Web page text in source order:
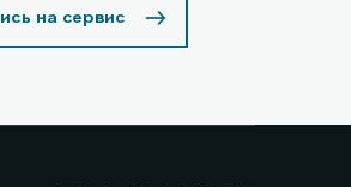
на сервис